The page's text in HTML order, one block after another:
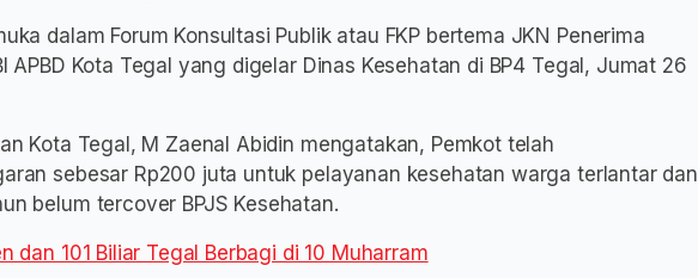
dalam Forum Konsultasi Publik atau FKP bertema JKN Penerima
APBD Kota Tegal yang digelar Dinas Kesehatan di BP4 Tegal, Jumat 26
Kota Tegal, M Zaenal Abidin mengatakan, Pemkot telah
sebesar Rp200 juta untuk pelayanan kesehatan warga terlantar dan
belum tercover BPJS Kesehatan.
dan 101 Biliar Tegal Berbagi di 10 Muharram